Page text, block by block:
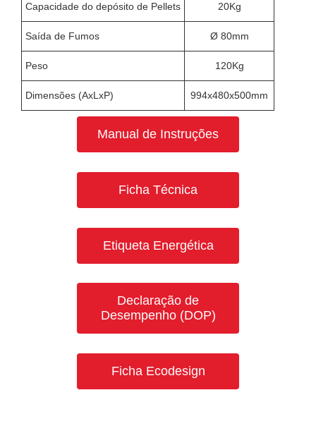
Capacidade do depósito de Pellets 20Kg
Saída de Fumos Ø 80mm
Peso 120Kg
Dimensões (AxLxP) 994x480x500mm
Manual de Instruções
Ficha Técnica
Etiqueta Energética
Declaração de
Desempenho (DOP)
Ficha Ecodesign